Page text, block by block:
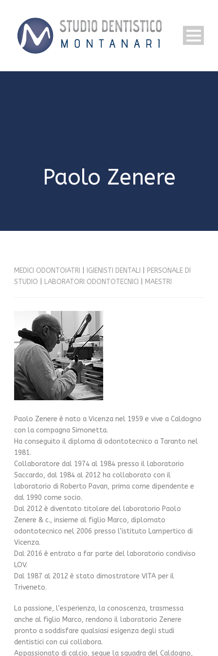
Paolo Zenere
MEDICI ODONTOIATRI IGIENISTI DENTALI
PERSONALE DI
STUDIO
LABORATORI ODONTOTECNICI MAESTRI
Paolo Zenere è nato a Vicenza nel 1959 e vive a Caldogno
con la compagna Simonetta.
Ha conseguito il diploma di odontotecnico a Taranto nel
1981.
Collaboratore dal 1974 al 1984 presso il laboratorio
Saccardo, dal 1984 al 2012 ha collaborato con il
laboratorio di Roberto Pavan, prima come dipendente e
dal 1990 come socio.
Dal 2012 è diventato titolare del laboratorio Paolo
Zenere & c., insieme al figlio Marco, diplomato
odontotecnico nel 2006 presso l’istituto Lampertico di
Vicenza.
Dal 2016 è entrato a far parte del laboratorio condiviso
LOV.
Dal 1987 al 2012 è stato dimostratore VITA per il
Triveneto.
La passione, l’esperienza, la conoscenza, trasmessa
anche al figlio Marco, rendono il laboratorio Zenere
pronto a soddisfare qualsiasi esigenza degli studi
dentistici con cui collabora.
Appassionato di calcio, segue la squadra del Caldogno,